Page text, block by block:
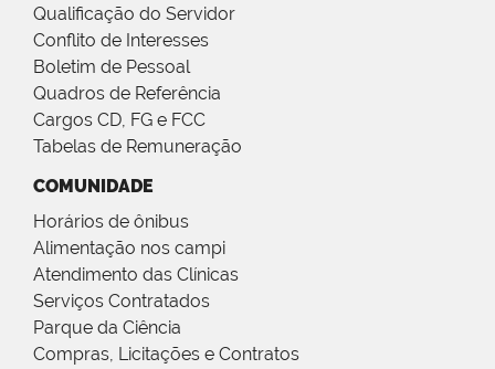
Qualificação do Servidor
Conflito de Interesses
Boletim de Pessoal
Quadros de Referência
Cargos CD, FG e FCC
Tabelas de Remuneração
COMUNIDADE
Horários de ônibus
Alimentação nos campi
Atendimento das Clínicas
Serviços Contratados
Parque da Ciência
Compras, Licitações e Contratos